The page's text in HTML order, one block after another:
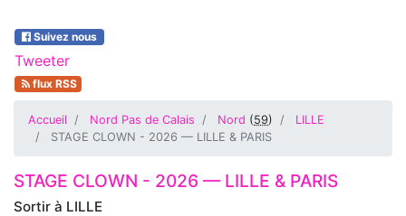
Suivez nous
Tweeter
flux RSS
Accueil Nord Pas de Calais Nord (59)
LILLE
STAGE CLOWN - 2026 — LILLE & PARIS
Sortir à LILLE
STAGE CLOWN - 2026 — LILLE & PARIS